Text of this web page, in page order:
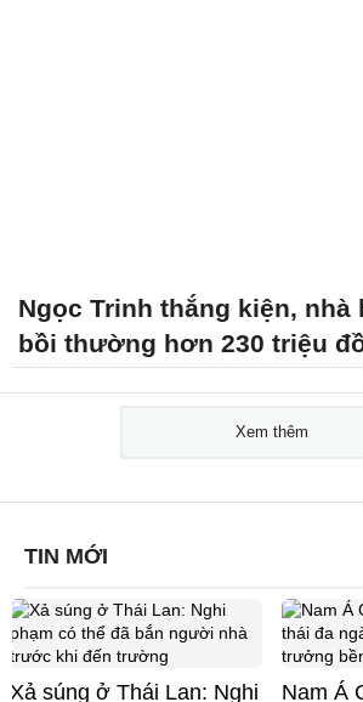
Ngọc Trinh thắng kiện, nhà
bồi thường hơn 230 triệu
Xem thêm
TIN MỚI
Xả súng ở Thái Lan: Nghi
Nam Á